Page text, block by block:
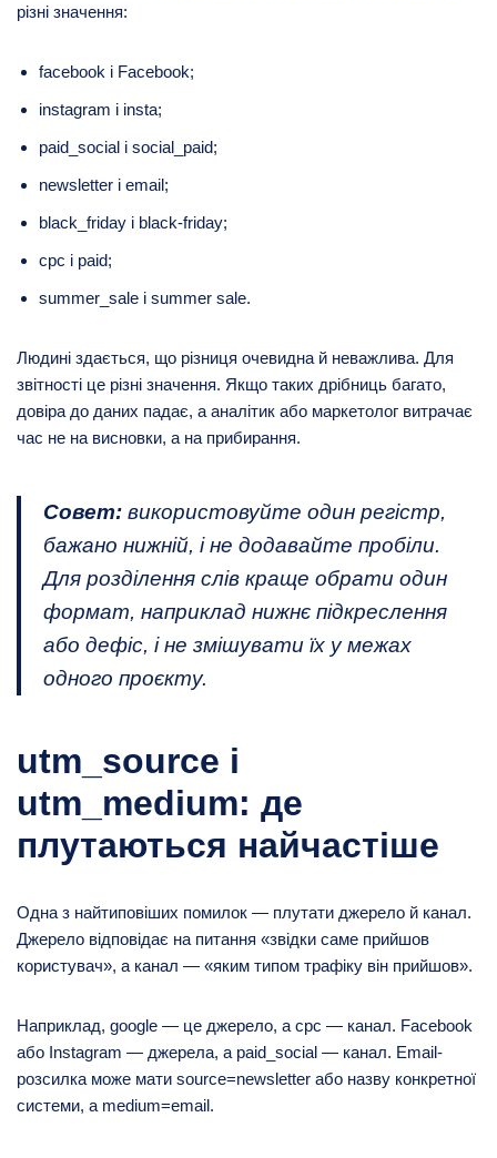
різні значення:
facebook і Facebook;
instagram і insta;
paid_social і social_paid;
newsletter і email;
black_friday і black-friday;
cpc і paid;
summer_sale і summer sale.
Людині здається, що різниця очевидна й неважлива. Для
звітності це різні значення. Якщо таких дрібниць багато,
довіра до даних падає, а аналітик або маркетолог витрачає
час не на висновки, а на прибирання.
Совет: використовуйте один регістр,
бажано нижній, і не додавайте пробіли.
Для розділення слів краще обрати один
формат, наприклад нижнє підкреслення
або дефіс, і не змішувати їх у межах
одного проєкту.
utm_source і
utm_medium: де
плутаються найчастіше
Одна з найтиповіших помилок — плутати джерело й канал.
Джерело відповідає на питання «звідки саме прийшов
користувач», а канал — «яким типом трафіку він прийшов».
Наприклад, google — це джерело, а cpc — канал. Facebook
або Instagram — джерела, а paid_social — канал. Email-
розсилка може мати source=newsletter або назву конкретної
системи, а medium=email.